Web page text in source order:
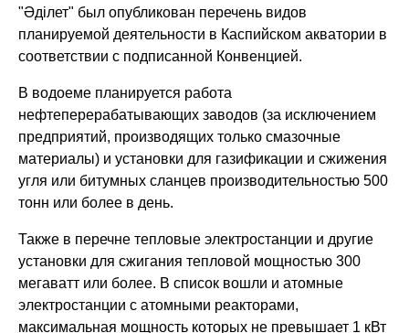
"Әділет" был опубликован перечень видов
планируемой деятельности в Каспийском акватории в
соответствии с подписанной Конвенцией.
В водоеме планируется работа
нефтеперерабатывающих заводов (за исключением
предприятий, производящих только смазочные
материалы) и установки для газификации и сжижения
угля или битумных сланцев производительностью 500
тонн или более в день.
Также в перечне тепловые электростанции и другие
установки для сжигания тепловой мощностью 300
мегаватт или более. В список вошли и атомные
электростанции с атомными реакторами,
максимальная мощность которых не превышает 1 кВт